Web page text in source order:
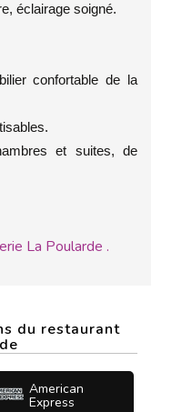
éclairage soigné.
confortable de la
et suites, de
La Poularde .
du restaurant
American
Express